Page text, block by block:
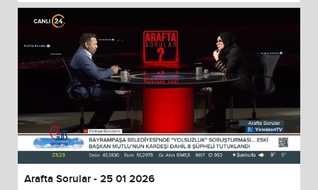
Arafta Sorular - 25 01 2026